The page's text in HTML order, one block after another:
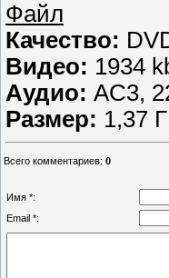
Файл
Качество:
Видео: 1934
Аудио: AC3,
Размер: 1,37
Всего комментариев: 0
Имя *:
Email *: